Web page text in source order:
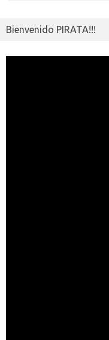
Bienvenido PIRATA!!!